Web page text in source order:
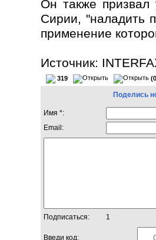
Он также призвал
Сирии, "наладить
применение
Источник:
319
Поделись
Имя *:
Email:
Подписаться: 1
Введи код: